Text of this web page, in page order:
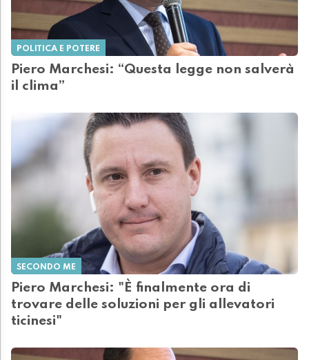
POLITICA E POTERE
Piero Marchesi: “Questa legge non salverà
il clima”
SECONDO ME
Piero Marchesi: "È finalmente ora di
trovare delle soluzioni per gli allevatori
ticinesi"